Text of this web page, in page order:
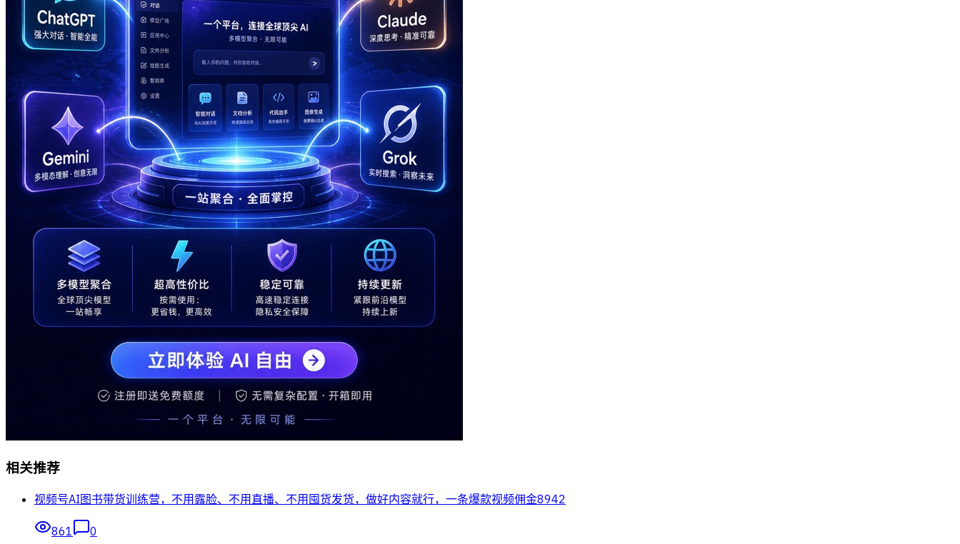
相关推荐
视频号AI图书带货训练营，不用露脸、不用直播、不用囤货发货，做好内容就行，一条爆款视频佣金8942
861
0